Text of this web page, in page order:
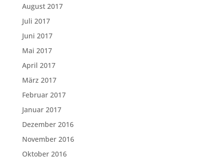
August 2017
Juli 2017
Juni 2017
Mai 2017
April 2017
März 2017
Februar 2017
Januar 2017
Dezember 2016
November 2016
Oktober 2016